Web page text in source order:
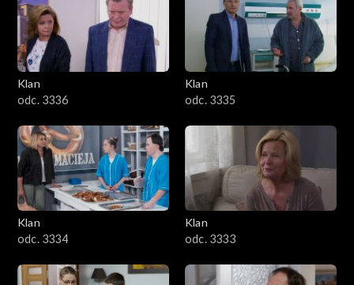
Klan
odc. 3336
Klan
odc. 3335
Klan
odc. 3334
Klan
odc. 3333